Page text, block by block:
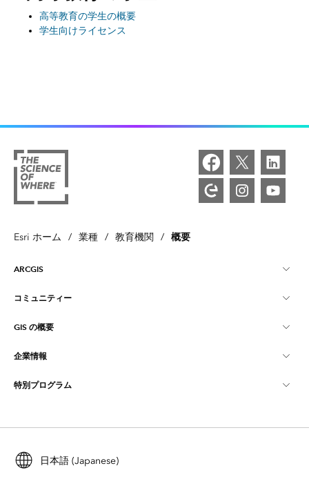
高等教育の学生の概要
学生向けライセンス
Esri ホーム / 業種 / 教育機関 / 概要
ARCGIS
ArcGIS の概要
マッピング
開発者向けテクノロジー
コミュニティー
Esri Community
ArcGIS ブログ
ユーザー調査およびテスト
Esri Young Professionals Network
GIS の概要
GIS とは
ロケーション インテリジェンス
ArcUser
企業情報
Esri について
採用情報
特別プログラム
ArcGIS for Student Use
日本語 (Japanese)